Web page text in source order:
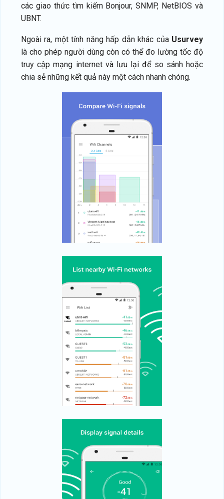
các giao thức tìm kiếm Bonjour, SNMP, NetBIOS và
UBNT.
Ngoài ra, một tính năng hấp dẫn khác của Usurvey
là cho phép người dùng còn có thể đo lường tốc độ
truy cập mạng internet và lưu lại để so sánh hoặc
chia sẻ những kết quả này một cách nhanh chóng.